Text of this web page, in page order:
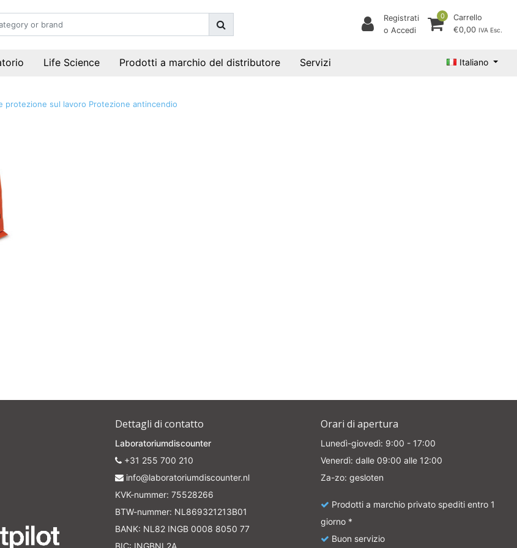
Registrati
o Accedi
0
Carrello
€0,00 IVA Esc.
Life Science Prodotti a marchio del distributore Servizi Italiano
protezione sul lavoro Protezione antincendio
Dettagli di contatto
Laboratoriumdiscounter
+31 255 700 210
info@laboratoriumdiscounter.nl
KVK-nummer: 75528266
BTW-nummer: NL869321213B01
BANK: NL82 INGB 0008 8050 77
BIC: INGBNL2A
Orari di apertura
Lunedì-giovedì: 9:00 - 17:00
Venerdì: dalle 09:00 alle 12:00
Za-zo: gesloten
Prodotti a marchio privato spediti entro 1
giorno *
Buon servizio